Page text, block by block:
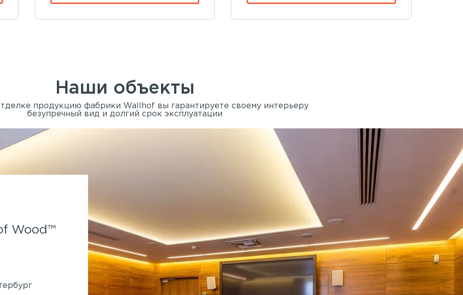
Наши объекты
продукцию фабрики Wallhof вы гарантируете своему интерьеру
безупречный вид и долгий срок эксплуатации
Wood™
Spa-отель Parklane.
Применены панели Wallhof Rail
System™
860 кв.м
Генподрядчик:Ленмонтаж
Академия танца Бориса
Применены потолочные
Wallhof Wood™
750 кв.м.
Адрес:ул. Б. Пушкарская, 14, литер